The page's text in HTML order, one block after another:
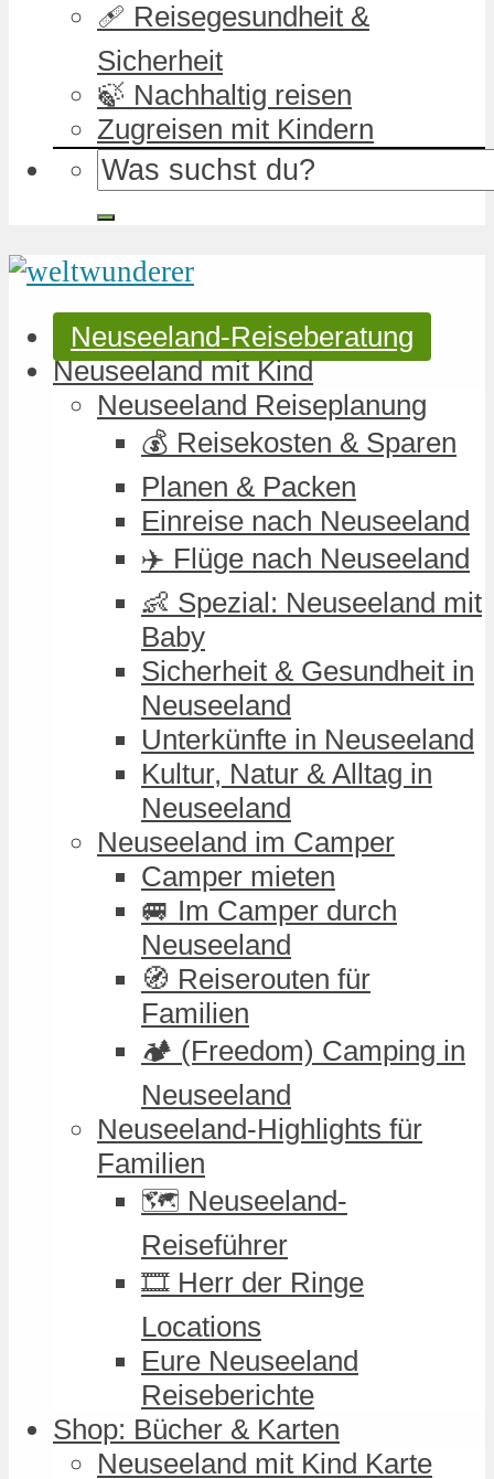
🩹 Reisegesundheit &
Sicherheit
🍃 Nachhaltig reisen
Zugreisen mit Kindern
Neuseeland-Reiseberatung
Neuseeland mit Kind
Neuseeland Reiseplanung
💰 Reisekosten & Sparen
Planen & Packen
Einreise nach Neuseeland
✈️ Flüge nach Neuseeland
👶 Spezial: Neuseeland mit
Baby
Sicherheit & Gesundheit in
Neuseeland
Unterkünfte in Neuseeland
Kultur, Natur & Alltag in
Neuseeland
Neuseeland im Camper
Camper mieten
🚐 Im Camper durch
Neuseeland
🧭 Reiserouten für
Familien
🏕️ (Freedom) Camping in
Neuseeland
Neuseeland-Highlights für
Familien
🗺️ Neuseeland-
Reiseführer
🎞️ Herr der Ringe
Locations
Eure Neuseeland
Reiseberichte
Shop: Bücher & Karten
Neuseeland mit Kind Karte